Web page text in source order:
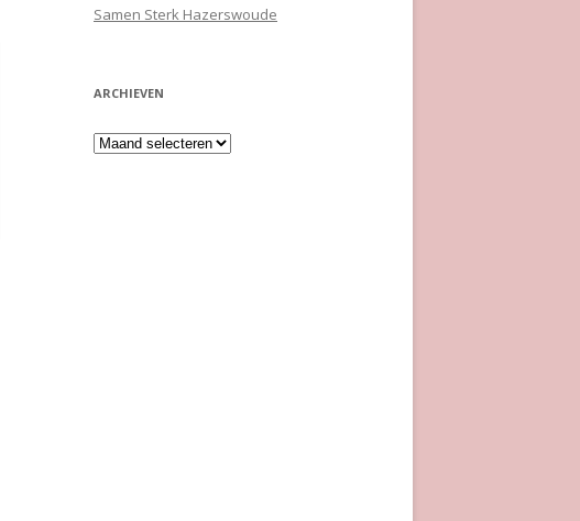
Samen Sterk Hazerswoude
ARCHIEVEN
Archieven